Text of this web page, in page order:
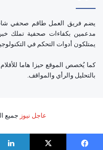
يضم فريق العمل طاقم صحفي
يمتلكون أدوات التحكم في
كما يُخصص الموقع حيزا هاما
بالتحليل والرأي والمواقف.
عاجل نيوز جميع